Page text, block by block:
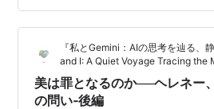
が主権を持つ「国王」として戴冠
ロッパでも極めて異例のことです
を待っていたのは、きらびやかな
まりにも過酷な歴史の荒波でした
『私とGemini：AIの思考を辿る、
and I: A Quiet Voyage Tracing the
美は罪となるのか──ヘレネー
の問い‐後編